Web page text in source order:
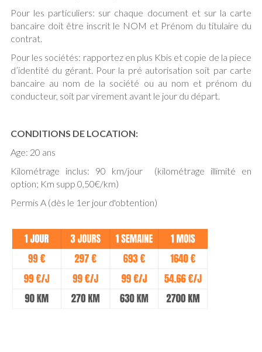
Pour les particuliers: sur chaque document et sur la carte
bancaire doit être inscrit le NOM et Prénom du titulaire du
contrat.
Pour les sociétés: rapportez en plus Kbis et copie de la piece
d’identité du gérant. Pour la pré autorisation soit par carte
bancaire au nom de la société ou au nom et prénom du
conducteur, soit par virement avant le jour du départ.
CONDITIONS DE LOCATION:
Age: 20 ans
Kilométrage inclus: 90 km/jour (kilométrage illimité en
option; Km supp 0,50€/km)
Permis A (dès le 1er jour d'obtention)